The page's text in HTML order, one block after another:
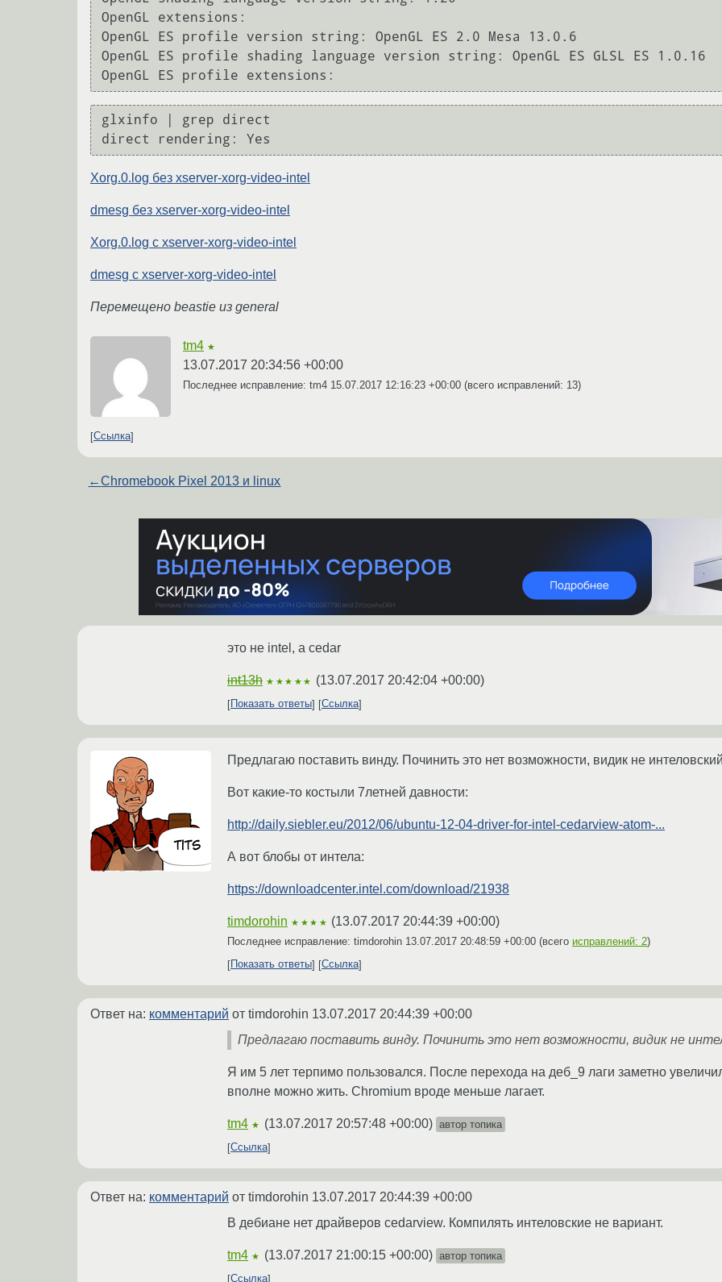
OpenGL extensions:
OpenGL ES profile version string: OpenGL ES 2.0 Mesa 13.0.6
OpenGL ES profile shading language version string: OpenGL ES GLSL ES 1.0.16
OpenGL ES profile extensions:
glxinfo | grep direct
direct rendering: Yes
Xorg.0.log без xserver-xorg-video-intel
dmesg без xserver-xorg-video-intel
Xorg.0.log с xserver-xorg-video-intel
dmesg с xserver-xorg-video-intel
Перемещено beastie из general
tm4 ★
13.07.2017 20:34:56 +00:00
Последнее исправление: tm4 15.07.2017 12:16:23 +00:00 (всего исправлений: 13)
Ссылка
←Chromebook Pixel 2013 и linux
это не intel, а cedar
int13h ★★★★★ (13.07.2017 20:42:04 +00:00)
Показать ответы Ссылка
Предлагаю поставить винду. Починить это нет возможности, видик не
Вот какие-то костыли 7летней давности:
http://daily.siebler.eu/2012/06/ubuntu-12-04-driver-for-intel-cedarview-atom-...
А вот блобы от интела:
https://downloadcenter.intel.com/download/21938
timdorohin ★★★★ (13.07.2017 20:44:39 +00:00)
Последнее исправление: timdorohin 13.07.2017 20:48:59 +00:00 (всего исправлений: 2)
Показать ответы
Ссылка
Ответ на: комментарий от timdorohin 13.07.2017 20:44:39 +00:00
Предлагаю поставить винду. Починить это нет возможности, видик не
Я им 5 лет терпимо пользовался. После перехода на деб_9 лаги заметно
вполне можно жить. Chromium вроде меньше лагает.
tm4 ★ (13.07.2017 20:57:48 +00:00) автор топика
Ссылка
Ответ на: комментарий от timdorohin 13.07.2017 20:44:39 +00:00
В дебиане нет драйверов cedarview. Компилять интеловские не вариант.
tm4 ★ (13.07.2017 21:00:15 +00:00) автор топика
Ссылка